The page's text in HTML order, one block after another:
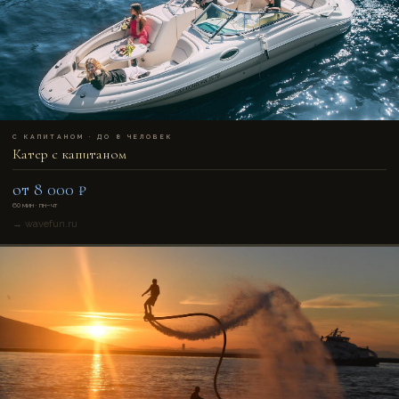
KAPT
С КАПИТАНОМ · ДО 8 ЧЕЛОВЕК
Катер с капитаном
от 8 000 ₽
60 мин · пн–чт
→ wavefun.ru